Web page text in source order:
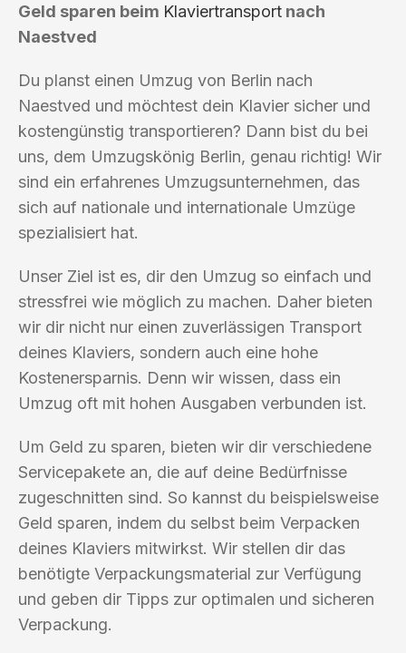
Geld sparen beim Klaviertransport nach
Naestved
Du planst einen Umzug von Berlin nach
Naestved und möchtest dein Klavier sicher und
kostengünstig transportieren? Dann bist du bei
uns, dem Umzugskönig Berlin, genau richtig! Wir
sind ein erfahrenes Umzugsunternehmen, das
sich auf nationale und internationale Umzüge
spezialisiert hat.
Unser Ziel ist es, dir den Umzug so einfach und
stressfrei wie möglich zu machen. Daher bieten
wir dir nicht nur einen zuverlässigen Transport
deines Klaviers, sondern auch eine hohe
Kostenersparnis. Denn wir wissen, dass ein
Umzug oft mit hohen Ausgaben verbunden ist.
Um Geld zu sparen, bieten wir dir verschiedene
Servicepakete an, die auf deine Bedürfnisse
zugeschnitten sind. So kannst du beispielsweise
Geld sparen, indem du selbst beim Verpacken
deines Klaviers mitwirkst. Wir stellen dir das
benötigte Verpackungsmaterial zur Verfügung
und geben dir Tipps zur optimalen und sicheren
Verpackung.